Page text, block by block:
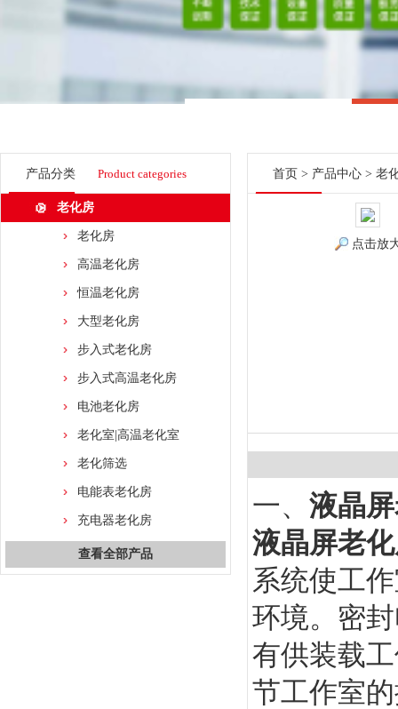
产品分类 Product categories
老化房
老化房
高温老化房
恒温老化房
大型老化房
步入式老化房
步入式高温老化房
电池老化房
老化室|高温老化室
老化筛选
电能表老化房
充电器老化房
查看全部产品
首页 > 产品中心 > 老
点击放
一、 液晶
液晶屏老
系统使工
环境。密
有供装载
节工作室